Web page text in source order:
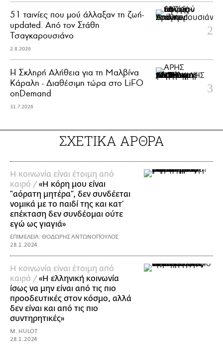
51 ταινίες που μού άλλαξαν τη ζωή-
updated. Aπό τον Στάθη
Τσαγκαρουσιάνο
2.8.2026
Η Σκληρή Αλήθεια για τη Μαλβίνα
Κάραλη - Διαθέσιμη τώρα στo LiFO
onDemand
31.7.2026
ΣΧΕΤΙΚΑ ΑΡΘΡΑ
Η κοινωνία είναι έτοιμη από
καιρό /«Η κόρη μου είναι
“αόρατη μητέρα”, δεν συνδέεται
νομικά με το παιδί της και κατ’
επέκταση δεν συνδέομαι ούτε
εγώ ως γιαγιά»
ΕΠΙΜΕΛΕΙΑ: ΘΟΔΩΡΗΣ ΑΝΤΩΝΟΠΟΥΛΟΣ
28.1.2024
Η κοινωνία είναι έτοιμη από
καιρό /«Η ελληνική κοινωνία
ίσως να μην είναι από τις πιο
προοδευτικές στον κόσμο, αλλά
δεν είναι και από τις πιο
συντηρητικές»
M. HULOT
28.1.2024